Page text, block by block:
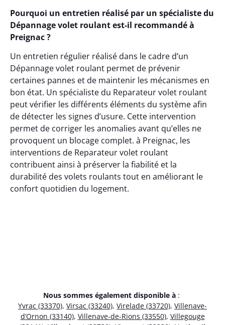
Pourquoi un entretien réalisé par un spécialiste du
Dépannage volet roulant est-il recommandé à
Preignac ?
Un entretien régulier réalisé dans le cadre d’un
Dépannage volet roulant permet de prévenir
certaines pannes et de maintenir les mécanismes en
bon état. Un spécialiste du Reparateur volet roulant
peut vérifier les différents éléments du système afin
de détecter les signes d’usure. Cette intervention
permet de corriger les anomalies avant qu’elles ne
provoquent un blocage complet. à Preignac, les
interventions de Reparateur volet roulant
contribuent ainsi à préserver la fiabilité et la
durabilité des volets roulants tout en améliorant le
confort quotidien du logement.
Nous sommes également disponible à :
Yvrac (33370), Virsac (33240), Virelade (33720), Villenave-
d’Ornon (33140), Villenave-de-Rions (33550), Villegouge